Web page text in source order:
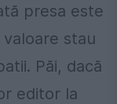
presa este
stau
Păi, dacă
editor la